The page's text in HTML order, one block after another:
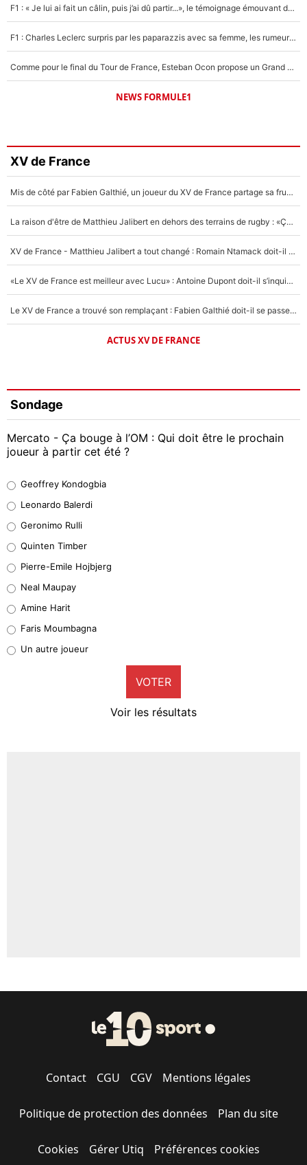
F1 : « Je lui ai fait un câlin, puis j’ai dû partir...», le témoignage émouvant de Max Verstappen sur sa fille
F1 : Charles Leclerc surpris par les paparazzis avec sa femme, les rumeurs étaient vraies !
Comme pour le final du Tour de France, Esteban Ocon propose un Grand Prix de Formule 1 à Paris : «Autour de l’Arc de Triomphe, ce serait génial» !
NEWS FORMULE1
XV de France
Mis de côté par Fabien Galthié, un joueur du XV de France partage sa frustration : «ils ne me l’ont pas dit tout de suite»
La raison d'être de Matthieu Jalibert en dehors des terrains de rugby : «Ça m'atteint autant que si tu touches à un membre de ma famille»
XV de France - Matthieu Jalibert a tout changé : Romain Ntamack doit-il s’inquiéter pour sa place à un an de la Coupe du monde ?
«Le XV de France est meilleur avec Lucu» : Antoine Dupont doit-il s’inquiéter pour sa place ?
Le XV de France a trouvé son remplaçant : Fabien Galthié doit-il se passer d'Antoine Dupont ?
ACTUS XV DE FRANCE
Sondage
Mercato - Ça bouge à l’OM : Qui doit être le prochain
joueur à partir cet été ?
38%
32%
5%
1%
9%
Geoffrey Kondogbia
Leonardo Balerdi
Geronimo Rulli
Quinten Timber
Pierre-Emile Hojbjerg
Neal Maupay
Amine Harit
Faris Moumbagna
Un autre joueur
VOTER
Voir les résultats
Contact CGU CGV Mentions légales
Politique de protection des données Plan du site
Cookies Gérer Utiq Préférences cookies